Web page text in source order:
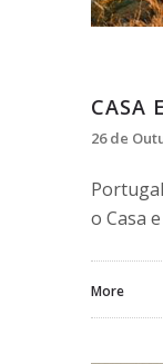
CASA
26 de
o Casa
More